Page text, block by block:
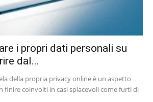
i propri dati personali su
dal...
della propria privacy online è un aspetto
finire coinvolti in casi spiacevoli come furti di